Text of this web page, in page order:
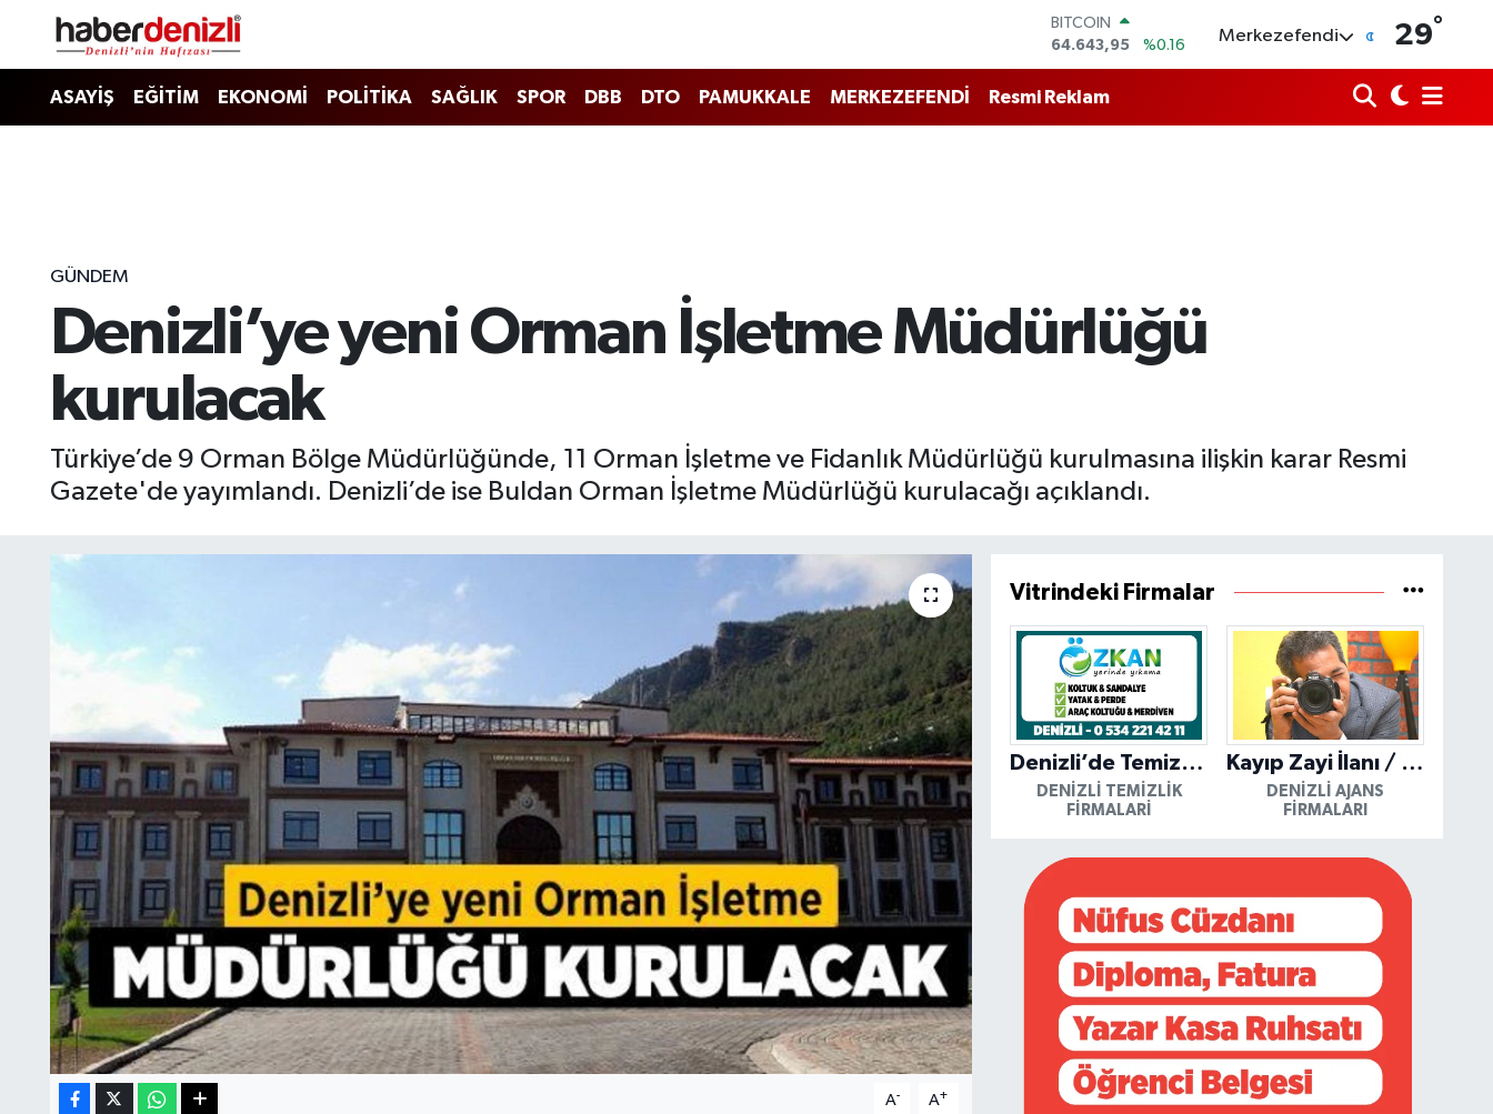
DOLAR
47,6006
%0.06
EURO
55,0250
Merkezefendi 29°
ASAYİŞ EĞİTİM EKONOMİ POLİTİKA SAĞLIK SPOR DBB DTO PAMUKKALE MERKEZEFENDİ Resmi Reklam
GÜNDEM
Denizli’ye yeni Orman İşletme Müdürlüğü
kurulacak
Türkiye’de 9 Orman Bölge Müdürlüğünde, 11 Orman İşletme ve Fidanlık Müdürlüğü kurulmasına ilişkin karar Resmi
Gazete'de yayımlandı. Denizli’de ise Buldan Orman İşletme Müdürlüğü kurulacağı açıklandı.
A- A+
Vitrindeki Firmalar
Denizli’de Temizliğin Güvenilir Adresi: Özkan Yerinde Yıkama
DENIZLI TEMIZLIK
FIRMALARI
Kayıp Zayi İlanı / Mutlu Ajans / Denizli
DENIZLI AJANS
FIRMALARI
Denizli Nöbetçi Eczaneler
Tüm Manşetler
Haber Arşivi